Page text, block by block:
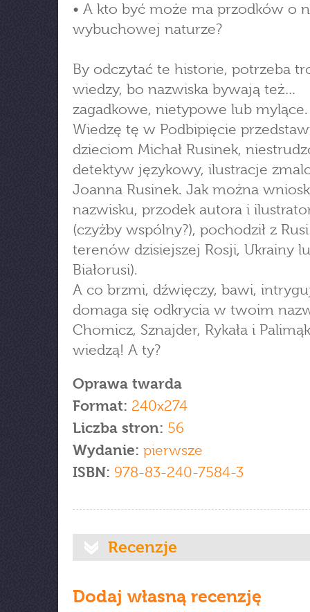
• A kto być może ma przodków o
wybuchowej naturze?
By odczytać te historie, potrzeba
wiedzy, bo nazwiska bywają też…
zagadkowe, nietypowe lub mylące.
Wiedzę tę w Podbipięcie
dzieciom Michał Rusinek,
detektyw językowy, ilustracje
Joanna Rusinek. Jak można
nazwisku, przodek autora i
(czyżby wspólny?), pochodził z
terenów dzisiejszej Rosji, Ukrainy
Białorusi).
A co brzmi, dźwięczy, bawi,
domaga się odkrycia w twoim
Chomicz, Sznajder, Rykała i
wiedzą! A ty?
Oprawa twarda
Format: 240x274
Liczba stron: 56
Wydanie: pierwsze
ISBN: 978-83-240-7584-3
Recenzje
Dodaj własną recenzję